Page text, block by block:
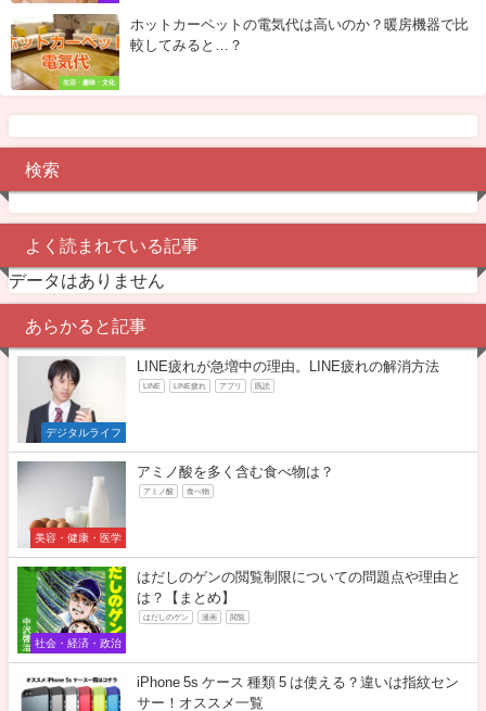
生活・趣味・文化
ホットカーペットの電気代は高いのか？暖房機器で比
較してみると…？
検索
よく読まれている記事
データはありません
あらかると記事
デジタルライフ
LINE疲れが急増中の理由。LINE疲れの解消方法
LINE LINE疲れ アプリ 既読
美容・健康・医学
アミノ酸を多く含む食べ物は？
アミノ酸 食べ物
社会・経済・政治
はだしのゲンの閲覧制限についての問題点や理由と
は？【まとめ】
はだしのゲン 漫画 閲覧
iPhone 5s ケース 種類 5 は使える？違いは指紋セン
サー！オススメ一覧